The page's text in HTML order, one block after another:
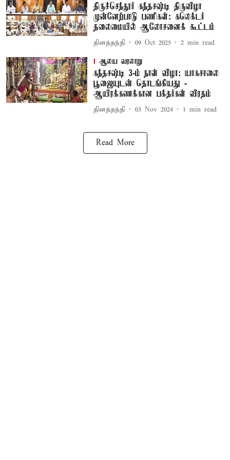
திருச்செந்தூர் கந்தசஷ்டி திருவிழா
முன்னேற்பாடு பணிகள்: கலெக்டர்
தலைமையில் ஆலோசனைக் கூட்டம்
தினத்தந்தி 09 Oct 2025 2 min read
ஆலய வரலாறு
கந்தசஷ்டி 3-ம் நாள் விழா: யாகசாலை
பூஜையுடன் தொடங்கியது -
ஆயிரக்கணக்கான பக்தர்கள் விரதம்
தினத்தந்தி 03 Nov 2024 1 min read
Read More